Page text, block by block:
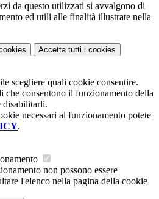
da questo utilizzati si avvalgono di
ed utili alle finalità illustrate nella
Accetta tutti i cookies
scegliere quali cookie consentire.
che consentono il funzionamento della
disabilitarli.
necessari al funzionamento potete
.
non possono essere
l'elenco nella pagina della cookie